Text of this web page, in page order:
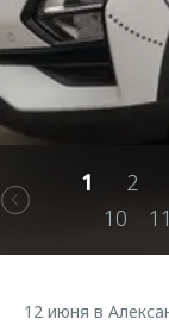
Страхование
Кредитный
Аксессуары
Оригинальные
Калькулятор
Руководства по
Клиентская
O&J Автоклуб
Клуб
Приложение O&J
Оригинальные
Обратная связь
1 2
10
11
12 июня в